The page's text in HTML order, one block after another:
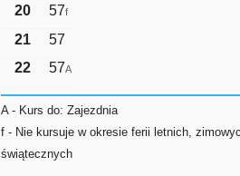
20
57f
21
57
22
57A
A - Kurs do: Zajezdnia
f - Nie kursuje w okresie ferii letnich,
świątecznych